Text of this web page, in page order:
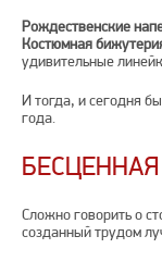
Рождественские
Костюмная
удивительные
И тогда, и сегодня
года.
Сложно говорить о
созданный трудом